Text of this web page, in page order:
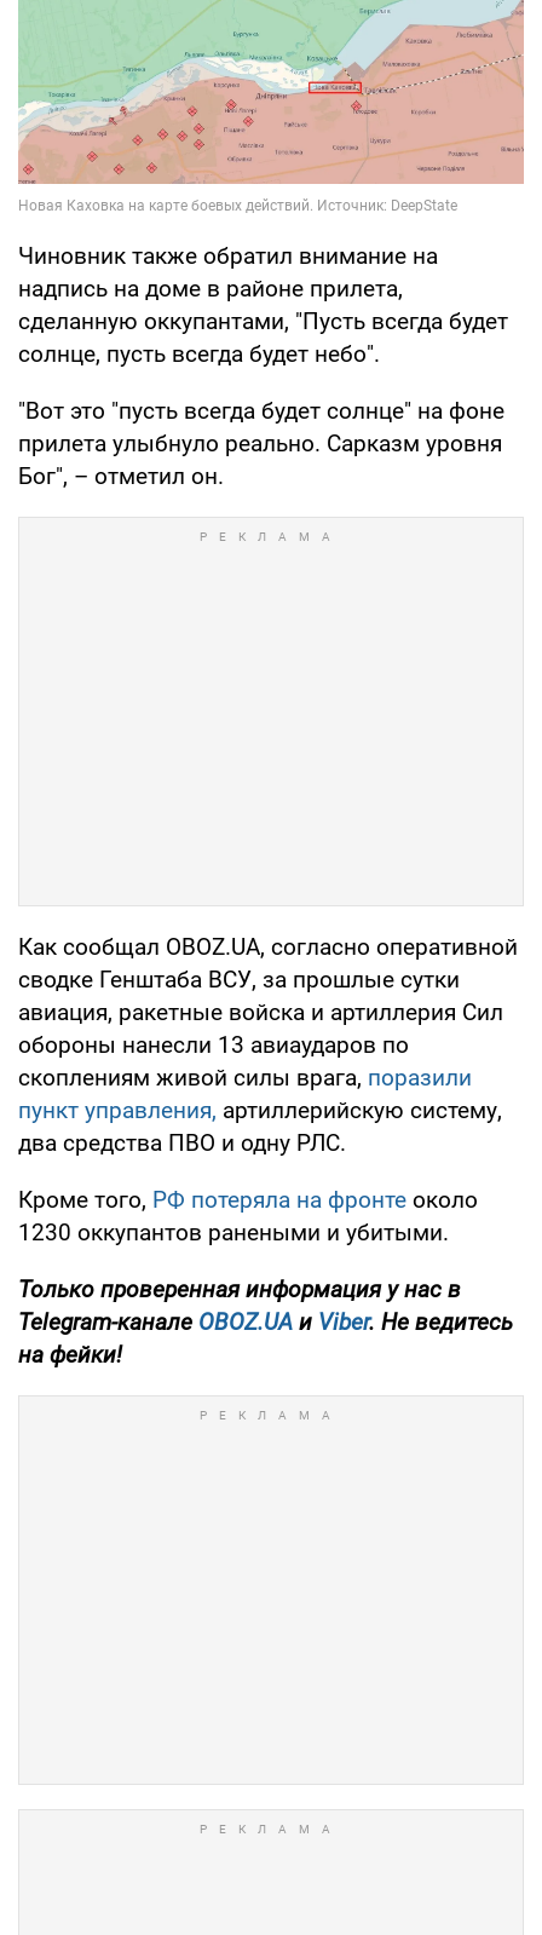
Чиновник также обратил внимание на
надпись на доме в районе прилета,
сделанную оккупантами, "Пусть всегда будет
солнце, пусть всегда будет небо".
"Вот это "пусть всегда будет солнце" на фоне
прилета улыбнуло реально. Сарказм уровня
Бог", – отметил он.
Как сообщал OBOZ.UA, согласно оперативной
сводке Генштаба ВСУ, за прошлые сутки
авиация, ракетные войска и артиллерия Сил
обороны нанесли 13 авиаударов по
скоплениям живой силы врага, поразили
пункт управления, артиллерийскую систему,
два средства ПВО и одну РЛС.
Кроме того, РФ потеряла на фронте около
1230 оккупантов ранеными и убитыми.
Только проверенная информация у нас в
Telegram-канале OBOZ.UA и Viber. Не ведитесь
на фейки!